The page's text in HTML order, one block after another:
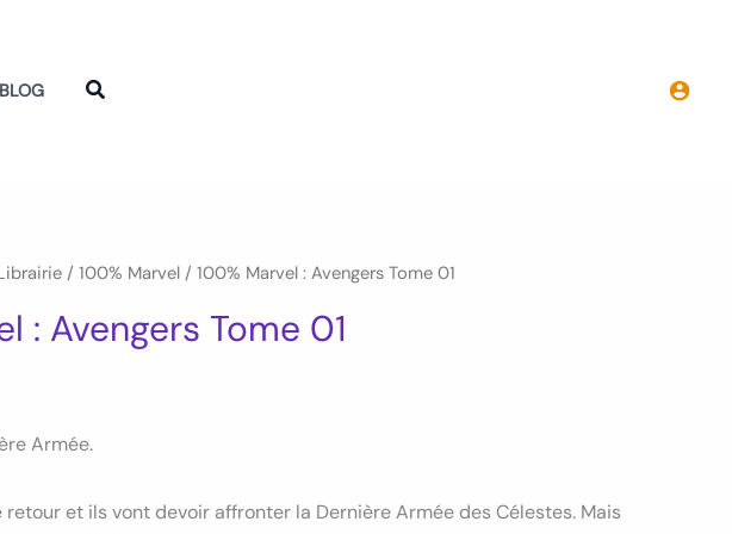
BLOG
/ 100% Marvel / 100% Marvel : Avengers Tome 01
: Avengers Tome 01
Armée.
retour et ils vont devoir affronter la Dernière Armée des Célestes. Mais